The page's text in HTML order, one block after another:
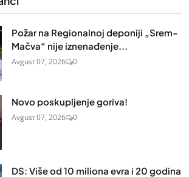
Požar na Regionalnoj deponiji „Srem-
Mačva“ nije iznenađenje...
Avgust 07, 2026 0
Novo poskupljenje goriva!
Avgust 07, 2026 0
DS: Više od 10 miliona evra i 20 godina